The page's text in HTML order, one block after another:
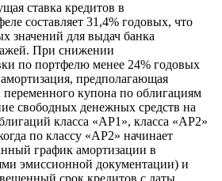
ставка кредитов в
составляет 31,4% годовых, что
значений для выдач банка
При снижении
по портфелю менее 24% годовых
предполагающая
купона по облигациям
свободных денежных средств на
класса «AP1», класса «АР2»
по классу «АР2» начинает
график амортизации в
эмиссионной документации) и